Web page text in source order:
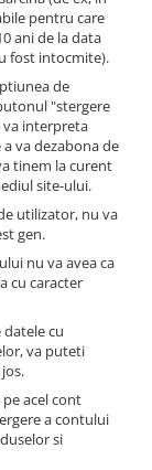
pentru care
ani de la data
fost intocmite).
de
"stergere
interpreta
va dezabona de
tinem la curent
site-ului.
utilizator, nu va
gen.
nu va avea ca
cu caracter
cu
va puteti
acel cont
a contului
si